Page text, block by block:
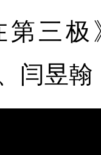
三极
闫昱翰